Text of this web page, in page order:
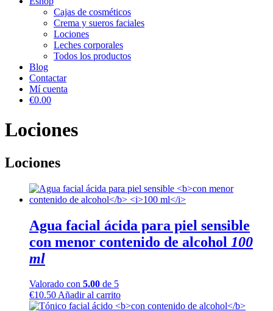
Cajas de cosméticos
Crema y sueros faciales
Lociones
Leches corporales
Todos los productos
Blog
Contactar
Mí cuenta
€0.00
Lociones
Lociones
Agua facial ácida para piel sensible
con menor contenido de alcohol 100
ml
Valorado con 5.00 de 5
€10.50Añadir al carrito